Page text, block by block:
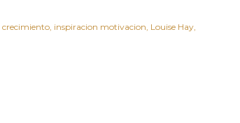
crecimiento inspiracion motivacion Louise Hay